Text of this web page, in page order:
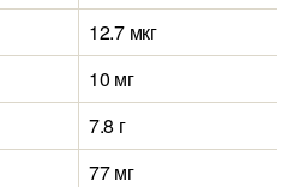
12.7 мкг
10 мг
7.8 г
77 мг